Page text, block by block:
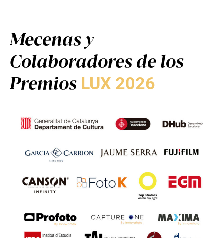
Mecenas y
Colaboradores de los
Premios LUX 2026